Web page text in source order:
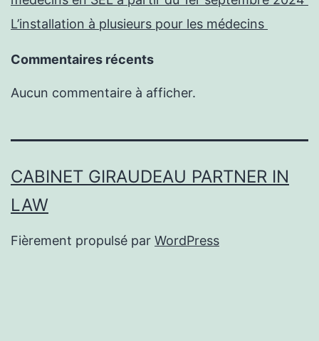
L’installation à plusieurs pour les médecins
Commentaires récents
Aucun commentaire à afficher.
CABINET GIRAUDEAU PARTNER IN
LAW
Fièrement propulsé par WordPress